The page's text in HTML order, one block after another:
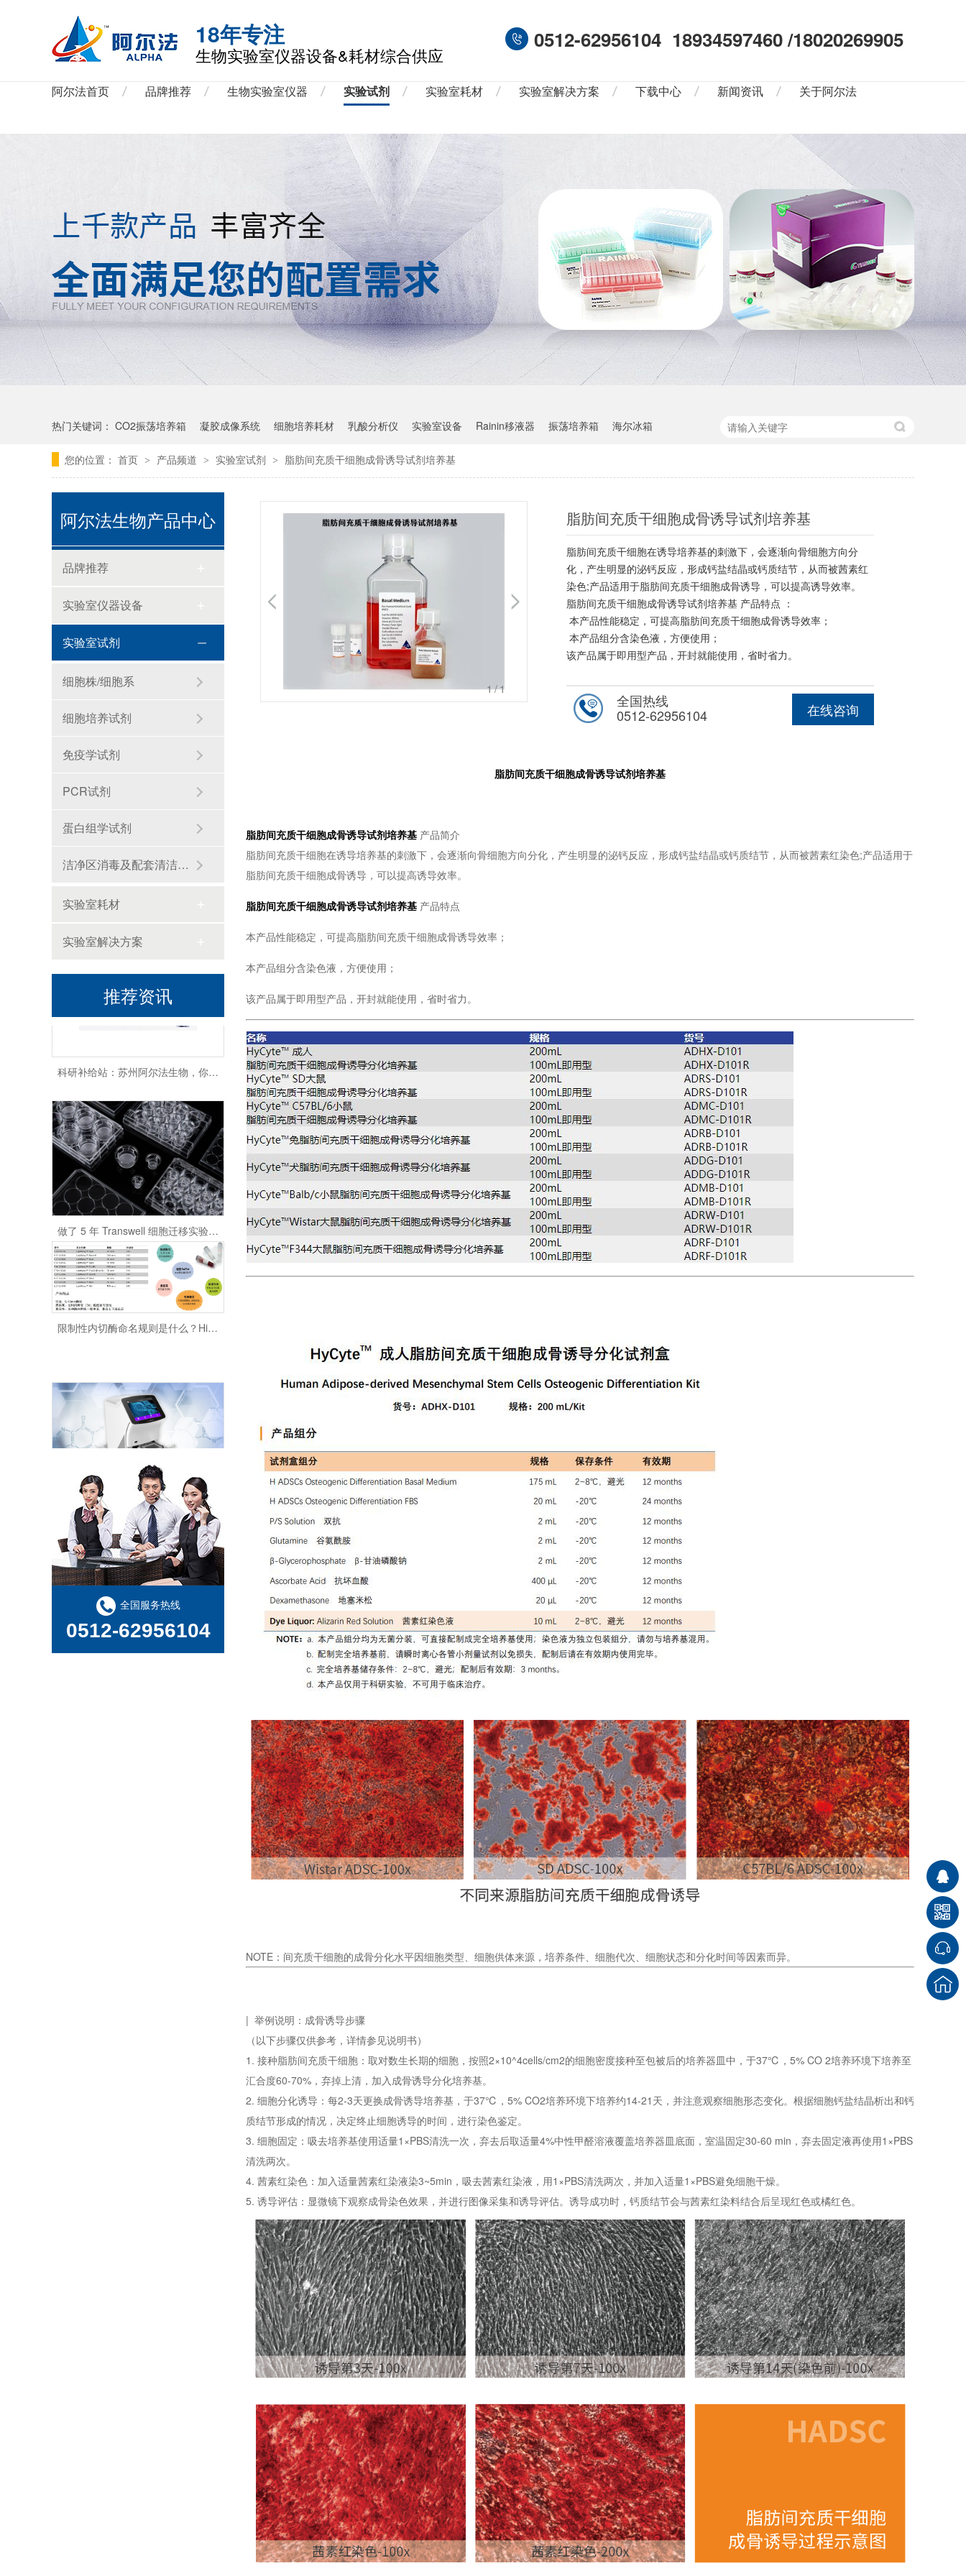
18年专注
生物实验室仪器设备&耗材综合供应
0512-62956104 18934597460 /18020269905
阿尔法首页 品牌推荐 生物实验室仪器 实验试剂 实验室耗材 实验室解决方案 下载中心 新闻资讯 关于阿尔法
热门关键词： CO2振荡培养箱 凝胶成像系统 细胞培养耗材 乳酸分析仪 实验室设备 Rainin移液器 振荡培养箱 海尔冰箱
您的位置： 首页 > 产品频道 > 实验室试剂 > 脂肪间充质干细胞成骨诱导试剂培养基
1/1
脂肪间充质干细胞成骨诱导试剂培养基
脂肪间充质干细胞在诱导培养基的刺激下，会逐渐向骨细胞方向分
化，产生明显的泌钙反应，形成钙盐结晶或钙质结节，从而被茜素红
染色;产品适用于脂肪间充质干细胞成骨诱导，可以提高诱导效率。
脂肪间充质干细胞成骨诱导试剂培养基 产品特点 ：
本产品性能稳定，可提高脂肪间充质干细胞成骨诱导效率；
本产品组分含染色液，方便使用；
该产品属于即用型产品，开封就能使用，省时省力。
在线咨询
全国热线
0512-62956104
脂肪间充质干细胞成骨诱导试剂培养基
脂肪间充质干细胞成骨诱导试剂培养基 产品简介
脂肪间充质干细胞在诱导培养基的刺激下，会逐渐向骨细胞方向分化，产生明显的泌钙反应，形成钙盐结晶或钙质结节，从而被茜素红染色;产品适用于
脂肪间充质干细胞成骨诱导，可以提高诱导效率。
脂肪间充质干细胞成骨诱导试剂培养基 产品特点
本产品性能稳定，可提高脂肪间充质干细胞成骨诱导效率；
本产品组分含染色液，方便使用；
该产品属于即用型产品，开封就能使用，省时省力。
NOTE：间充质干细胞的成骨分化水平因细胞类型、细胞供体来源，培养条件、细胞代次、细胞状态和分化时间等因素而异。
| 举例说明：成骨诱导步骤
（以下步骤仅供参考，详情参见说明书）
1. 接种脂肪间充质干细胞：取对数生长期的细胞，按照2×10^4cells/cm2的细胞密度接种至包被后的培养器皿中，于37℃，5% CO 2培养环境下培养至
汇合度60-70%，弃掉上清，加入成骨诱导分化培养基。
2. 细胞分化诱导：每2-3天更换成骨诱导培养基，于37℃，5% CO2培养环境下培养约14-21天，并注意观察细胞形态变化。根据细胞钙盐结晶析出和钙
质结节形成的情况，决定终止细胞诱导的时间，进行染色鉴定。
3. 细胞固定：吸去培养基使用适量1×PBS清洗一次，弃去后取适量4%中性甲醛溶液覆盖培养器皿底面，室温固定30-60 min，弃去固定液再使用1×PBS
清洗两次。
4. 茜素红染色：加入适量茜素红染液染3~5min，吸去茜素红染液，用1×PBS清洗两次，并加入适量1×PBS避免细胞干燥。
5. 诱导评估：显微镜下观察成骨染色效果，并进行图像采集和诱导评估。诱导成功时，钙质结节会与茜素红染料结合后呈现红色或橘红色。
阿尔法生物产品中心
品牌推荐
实验室仪器设备
实验室试剂
细胞株/细胞系
细胞培养试剂
免疫学试剂
PCR试剂
蛋白组学试剂
洁净区消毒及配套清洁耗材
实验室耗材
实验室解决方案
推荐资讯
做了 5 年 Transwell 细胞迁移实验，从踩坑到稳出数据，这份详细操作和避坑指南请收好
qPCR 常见问题及解决方法
全国服务热线
0512-62956104